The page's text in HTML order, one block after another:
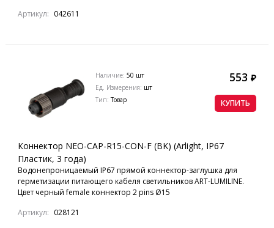
Артикул: 042611
Коннектор NEO-CAP-R15-CON-F (BK) (Arlight, IP67
Пластик, 3 года)
Водонепроницаемый IP67 прямой коннектор-заглушка для
герметизации питающего кабеля светильников ART-LUMILINE.
Цвет черный female коннектор 2 pins Ø15
Артикул: 028121
553₽
КУПИТЬ
Наличие: 50 шт
Ед. Измерения: шт
Тип:Товар